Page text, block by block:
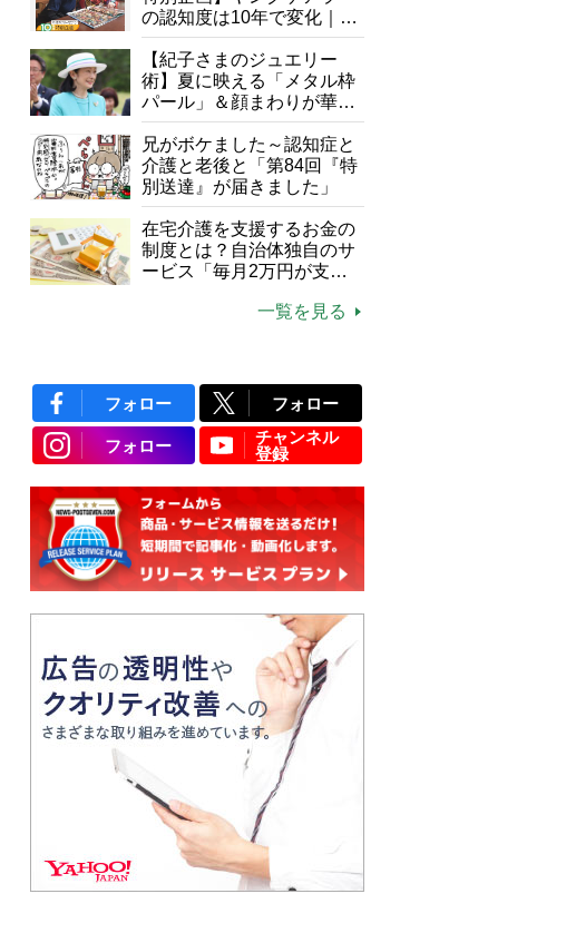
の認知度は10年で変化｜流
行語大賞にノミネート、法
律にも明記されたが果たし
て現在は？
【紀子さまのジュエリー
術】夏に映える「メタル枠
パール」＆顔まわりが華や
ぐ「揺れる一粒」の使い分
け方
兄がボケました～認知症と
介護と老後と「第84回『特
別送達』が届きました」
在宅介護を支援するお金の
制度とは？自治体独自のサ
ービス「毎月2万円が支給
一覧を見る
フォロー フォロー
フォロー
チャンネル
登録